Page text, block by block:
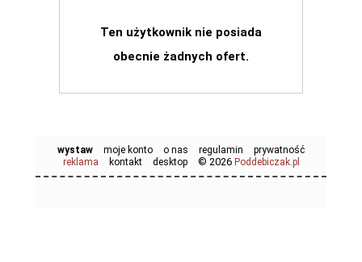
Ten użytkownik nie posiada
obecnie żadnych ofert.
wystaw moje konto o nas regulamin
prywatność
reklama
kontakt desktop © 2026 Poddebiczak.pl